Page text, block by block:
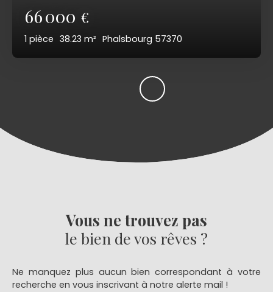
66 000 €
1 pièce 38.23 m² Phalsbourg 57370
Vous ne trouvez pas
le bien de vos rêves ?
Ne manquez plus aucun bien correspondant à votre
recherche en vous inscrivant à notre alerte mail !